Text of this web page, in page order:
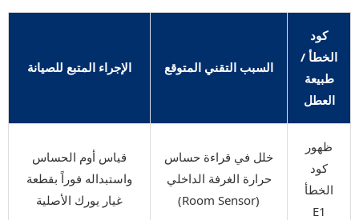
كود
الخطأ /
طبيعة
العطل
السبب التقني المتوقع الإجراء المتبع للصيانة
ظهور
كود
الخطأ
E1
خلل في قراءة حساس
حرارة الغرفة الداخلي
(Room Sensor)
قياس أوم الحساس
واستبداله فوراً بقطعة
غيار يورك الأصلية